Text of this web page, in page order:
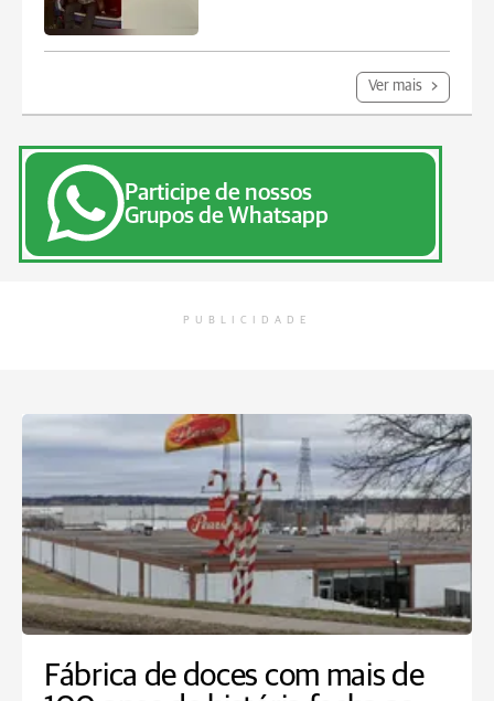
Ver mais
Participe de nossos
Grupos de Whatsapp
PUBLICIDADE
Fábrica de doces com mais de